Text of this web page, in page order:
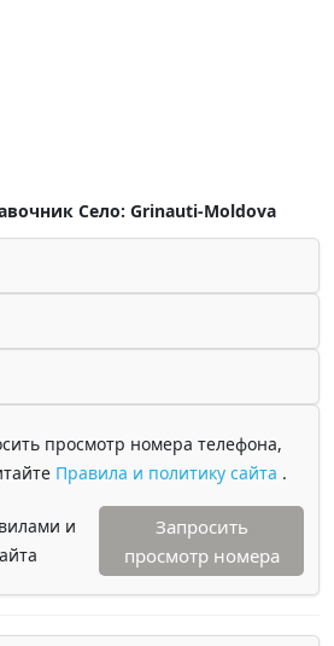
Село: Grinauti-Moldova
просмотр номера телефона,
Правила и политику сайта .
и
Запросить
просмотр номера